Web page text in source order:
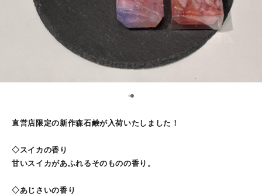
1
直営店限定の新作森石鹸が入荷いたしました！
◇スイカの香り
甘いスイカがあふれるそのものの香り。
◇あじさいの香り